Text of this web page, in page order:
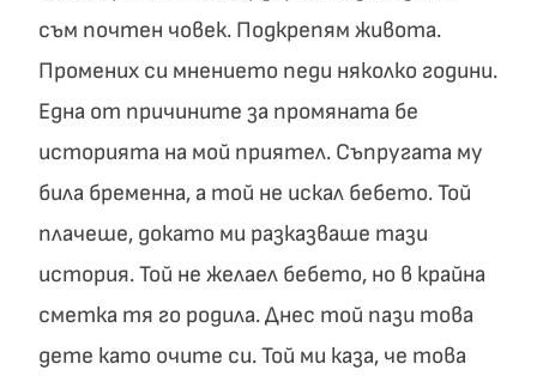
съм почтен човек. Подкрепям живота.
Промених си мнението педи няколко години.
Една от причините за промяната бе
историята на мой приятел. Съпругата му
била бременна, а той не искал бебето. Той
плачеше, докато ми разказваше тази
история. Той не желаел бебето, но в крайна
сметка тя го родила. Днес той пази това
дете като очите си. Той ми каза, че това